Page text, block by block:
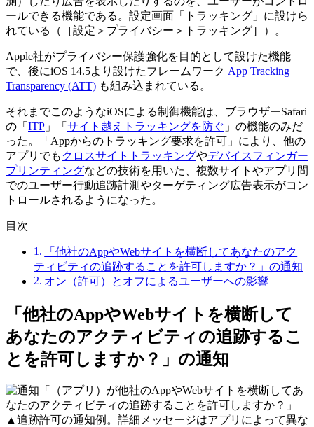
ールできる機能である。設定画面「トラッキング」に設けら
れている（［設定＞プライバシー＞トラッキング］）。
Apple社がプライバシー保護強化を目的として設けた機能
で、後にiOS 14.5より設けたフレームワーク App Tracking
Transparency (ATT) も組み込まれている。
それまでこのようなiOSによる制御機能は、ブラウザーSafari
の「 ITP 」「 サイト越えトラッキングを防ぐ 」の機能のみだ
った。「Appからのトラッキング要求を許可」により、他の
アプリでも クロスサイトトラッキングやデバイスフィンガー
プリンティングなどの技術を用いた、複数サイトやアプリ間
でのユーザー行動追跡計測やターゲティング広告表示がコン
トロールされるようになった。
目次
「他社のAppやWebサイトを横断してあなたのアク
ティビティの追跡することを許可しますか？」の通知
オン（許可）とオフによるユーザーへの影響
「他社のAppやWebサイトを横断して
あなたのアクティビティの追跡するこ
とを許可しますか？」の通知
▲追跡許可の通知例。詳細メッセージはアプリによって異な